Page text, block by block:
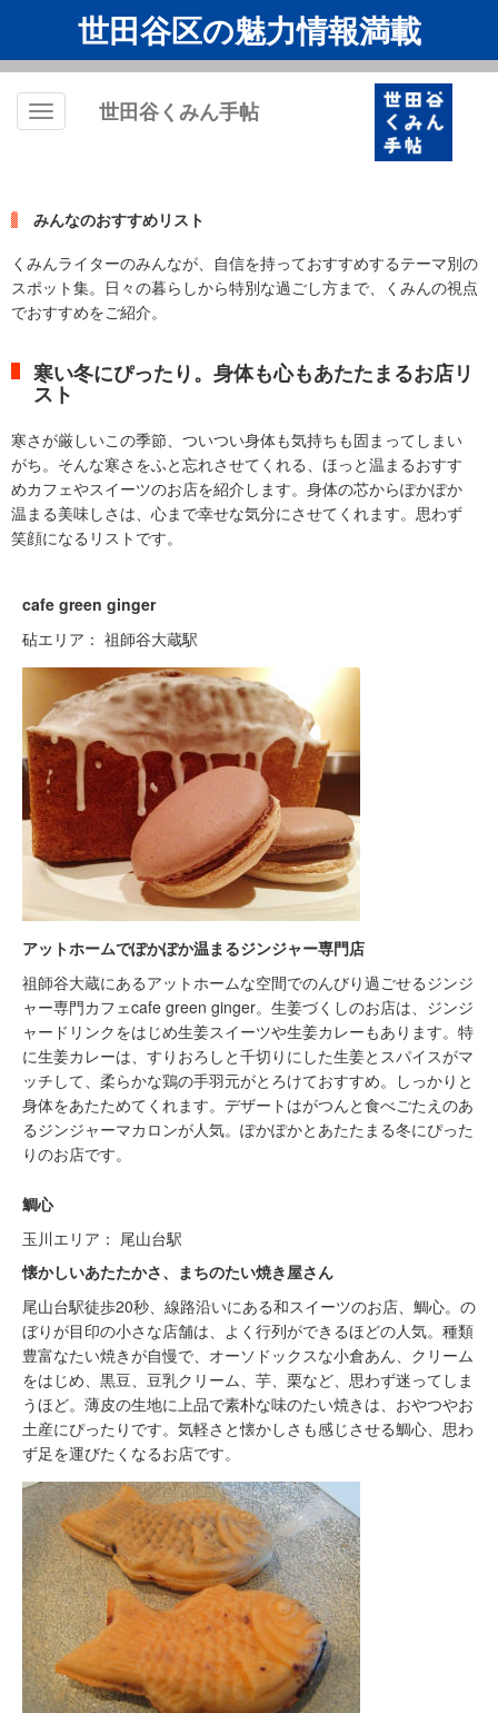
世田谷区の魅力情報満載
Toggle
世田谷くみん手帖
みんなのおすすめリスト
くみんライターのみんなが、自信を持っておすすめするテーマ別の
スポット集。日々の暮らしから特別な過ごし方まで、くみんの視点
でおすすめをご紹介。
寒い冬にぴったり。身体も心もあたたまるお店リ
スト
寒さが厳しいこの季節、ついつい身体も気持ちも固まってしまい
がち。そんな寒さをふと忘れさせてくれる、ほっと温まるおすす
めカフェやスイーツのお店を紹介します。身体の芯からぽかぽか
温まる美味しさは、心まで幸せな気分にさせてくれます。思わず
笑顔になるリストです。
cafe green ginger
砧エリア： 祖師谷大蔵駅
アットホームでぽかぽか温まるジンジャー専門店
祖師谷大蔵にあるアットホームな空間でのんびり過ごせるジンジ
ャー専門カフェcafe green ginger。生姜づくしのお店は、ジンジ
ャードリンクをはじめ生姜スイーツや生姜カレーもあります。特
に生姜カレーは、すりおろしと千切りにした生姜とスパイスがマ
ッチして、柔らかな鶏の手羽元がとろけておすすめ。しっかりと
身体をあたためてくれます。デザートはがつんと食べごたえのあ
るジンジャーマカロンが人気。ぽかぽかとあたたまる冬にぴった
りのお店です。
鯛心
玉川エリア： 尾山台駅
懐かしいあたたかさ、まちのたい焼き屋さん
尾山台駅徒歩20秒、線路沿いにある和スイーツのお店、鯛心。の
ぼりが目印の小さな店舗は、よく行列ができるほどの人気。種類
豊富なたい焼きが自慢で、オーソドックスな小倉あん、クリーム
をはじめ、黒豆、豆乳クリーム、芋、栗など、思わず迷ってしま
うほど。薄皮の生地に上品で素朴な味のたい焼きは、おやつやお
土産にぴったりです。気軽さと懐かしさも感じさせる鯛心、思わ
ず足を運びたくなるお店です。